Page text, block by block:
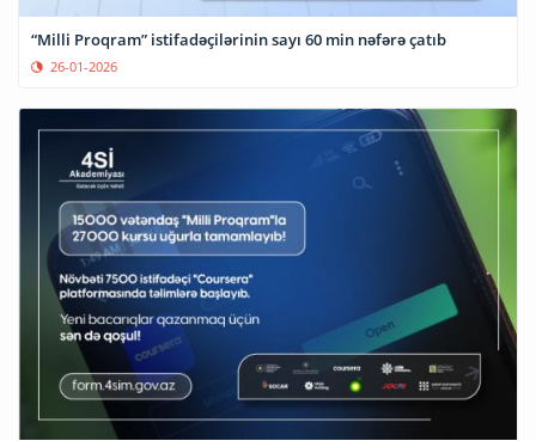
“Milli Proqram” istifadəçilərinin sayı 60 min nəfərə çatıb
26-01-2026